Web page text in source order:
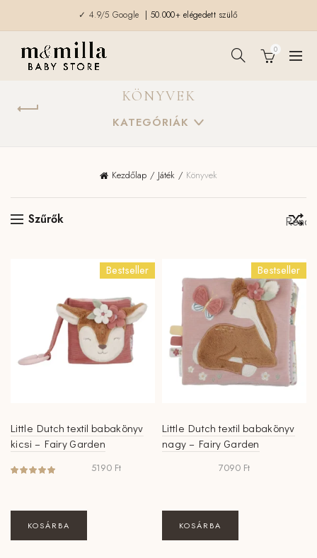
✓ 4.9/5 Google | 50.000+ elégedett szülő
0
KÖNYVEK
KATEGÓRIÁK
Kezdőlap Játék Könyvek
Szűrők
Bestseller
Little Dutch textil babakönyv
kicsi – Fairy Garden
5190 Ft
KOSÁRBA
Bestseller
Little Dutch textil babakönyv
nagy – Fairy Garden
7090 Ft
KOSÁRBA